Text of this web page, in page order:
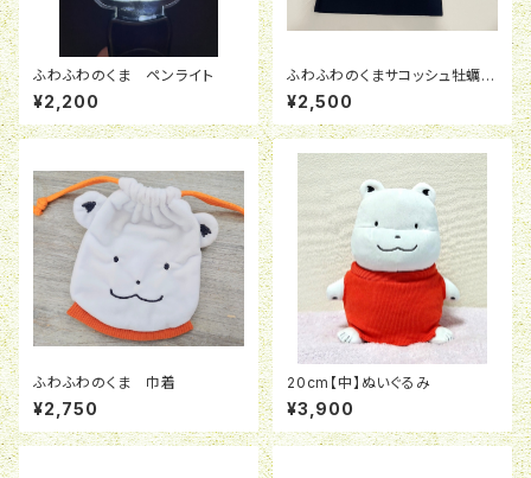
ふわふわのくま ペンライト
¥2,200
ふわふわのくまサコッシュ牡蠣
黒
¥2,500
ふわふわのくま 巾着
¥2,750
20cm【中】ぬいぐるみ
¥3,900